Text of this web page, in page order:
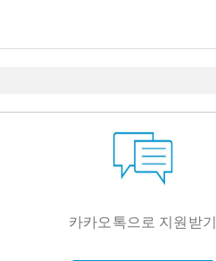
카카오톡으로 지원받기